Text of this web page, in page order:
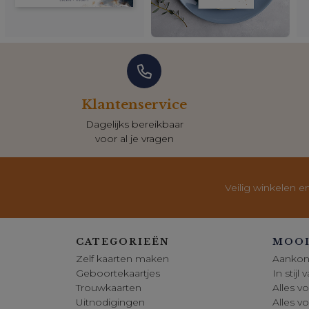
Klantenservice
Dagelijks bereikbaar
voor al je vragen
Veilig winkelen
CATEGORIEËN
Zelf kaarten maken
Geboortekaartjes
Trouwkaarten
Uitnodigingen
In stijl
Alles
Alles